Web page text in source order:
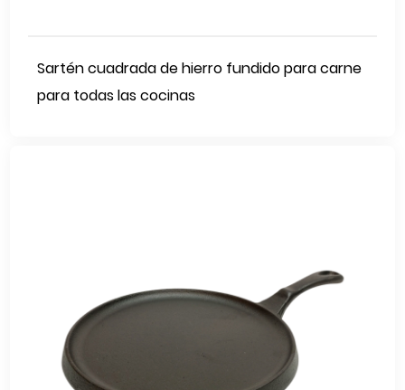
Sartén cuadrada de hierro fundido para carne
para todas las cocinas